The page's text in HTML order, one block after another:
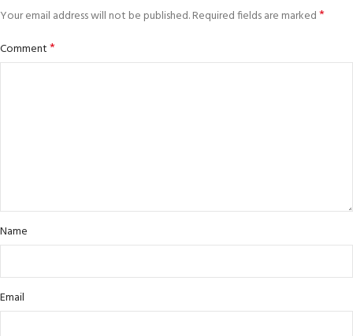
Your email address will not be published.Required fields are marked*
Comment*
Name
Email